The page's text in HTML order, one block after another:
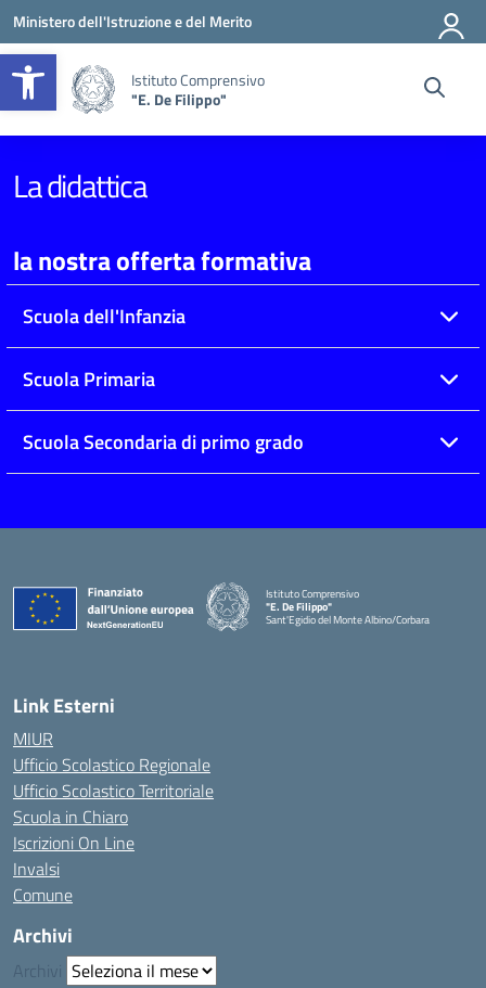
Apri la barra degli strumenti
Vai ai contenuti
Vai al menu di navigazione
Vai al footer
Ministero dell'Istruzione e del Merito
Istituto Comprensivo
"E. De Filippo"
La didattica
la nostra offerta formativa
Scuola dell'Infanzia
Scuola Primaria
Scuola Secondaria di primo grado
Istituto Comprensivo
"E. De Filippo"
Sant'Egidio del Monte Albino/Corbara
Link Esterni
MIUR
Ufficio Scolastico Regionale
Ufficio Scolastico Territoriale
Scuola in Chiaro
Iscrizioni On Line
Invalsi
Comune
Archivi
Archivi